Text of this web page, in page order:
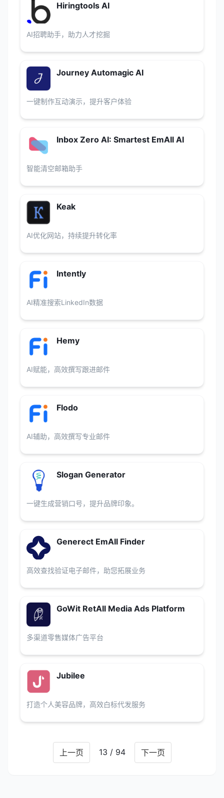
Hiringtools AI
AI招聘助手，助力人才挖掘
Journey Automagic AI
一键制作互动演示，提升客户体验
Inbox Zero AI: Smartest EmAIl AI
智能清空邮箱助手
Keak
AI优化网站，持续提升转化率
Intently
AI精准搜索LinkedIn数据
Hemy
AI赋能，高效撰写跟进邮件
Flodo
AI辅助，高效撰写专业邮件
Slogan Generator
一键生成营销口号，提升品牌印象。
Generect EmAIl Finder
高效查找验证电子邮件，助您拓展业务
GoWit RetAIl Media Ads Platform
多渠道零售媒体广告平台
Jubilee
打造个人美容品牌，高效白标代发服务
上一页 13 / 94 下一页